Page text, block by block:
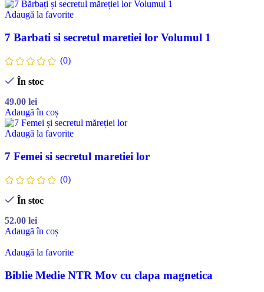
Adaugă la favorite
7 Barbati si secretul maretiei lor Volumul 1
(0)
În stoc
49.00 lei
Adaugă în coș
Adaugă la favorite
7 Femei si secretul maretiei lor
(0)
În stoc
52.00 lei
Adaugă în coș
Adaugă la favorite
Biblie Medie NTR Mov cu clapa magnetica